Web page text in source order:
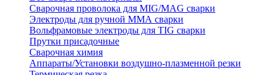
Сварочная проволока для MIG/MAG сварки
Электроды для ручной ММА сварки
Вольфрамовые электроды для TIG сварки
Прутки присадочные
Сварочная химия
Аппараты/Установки воздушно-плазменной резки